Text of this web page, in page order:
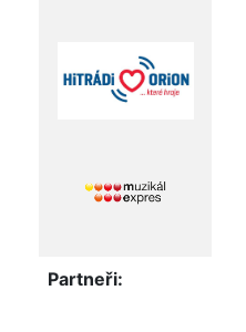
Partneři: